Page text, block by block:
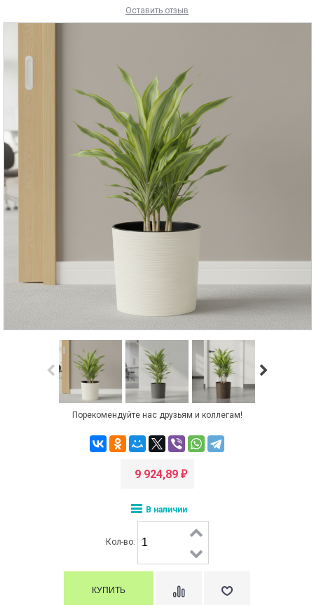
Оставить отзыв
Порекомендуйте нас друзьям и коллегам!
9 924,89 ₽
В наличии
Кол-во: